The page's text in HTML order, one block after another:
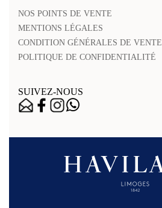
NOS POINTS DE VENTE
MENTIONS LÉGALES
CONDITION GÉNÉRALES DE VENTE
POLITIQUE DE CONFIDENTIALITÉ
SUIVEZ-NOUS